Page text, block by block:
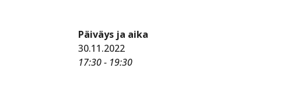
Päiväys ja aika
30.11.2022
17:30 - 19:30